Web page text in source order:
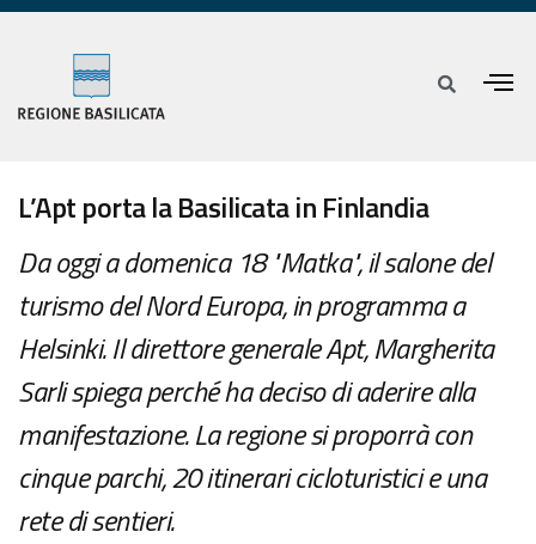
L’Apt porta la Basilicata in Finlandia
Da oggi a domenica 18 "Matka", il salone del
turismo del Nord Europa, in programma a
Helsinki. Il direttore generale Apt, Margherita
Sarli spiega perché ha deciso di aderire alla
manifestazione. La regione si proporrà con
cinque parchi, 20 itinerari cicloturistici e una
rete di sentieri.